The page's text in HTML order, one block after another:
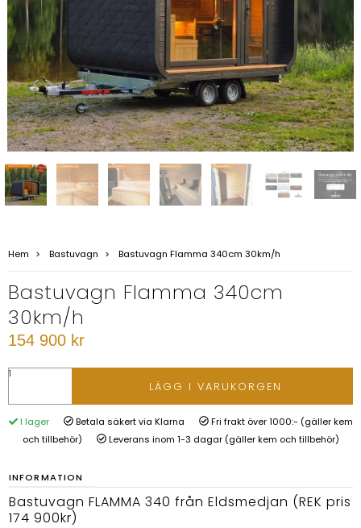
Hem Bastuvagn Bastuvagn Flamma 340cm 30km/h
Bastuvagn Flamma 340cm
30km/h
154 900 kr
LÄGG I VARUKORGEN
I lager Betala säkert via Klarna
Fri frakt över 1000:- (gäller kem
och tillbehör)
Leverans inom 1-3 dagar (gäller kem och tillbehör)
INFORMATION
Bastuvagn FLAMMA 340 från Eldsmedjan (REK pris
174 900kr)